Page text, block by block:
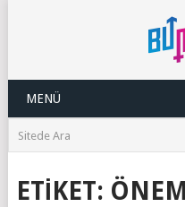
MENÜ
ETIKET: